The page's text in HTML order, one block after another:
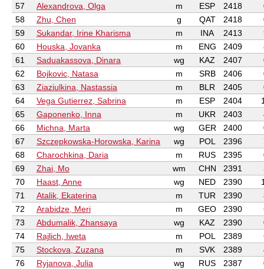
57
Alexandrova, Olga m ESP 2418
58
Zhu, Chen g QAT 2418
59
Sukandar, Irine Kharisma m INA 2413
60
Houska, Jovanka m ENG 2409
61
Saduakassova, Dinara wg KAZ 2407
62
Bojkovic, Natasa m SRB 2406
63
Ziaziulkina, Nastassia m BLR 2405
64
Vega Gutierrez, Sabrina m ESP 2404
65
Gaponenko, Inna m UKR 2403
66
Michna, Marta wg GER 2400
67
Szczepkowska-Horowska, Karina wg POL 2396
68
Charochkina, Daria m RUS 2395
69
Zhai, Mo wm CHN 2391
70
Haast, Anne wg NED 2390
71
Atalik, Ekaterina m TUR 2390
72
Arabidze, Meri m GEO 2390
73
Abdumalik, Zhansaya wg KAZ 2390
74
Rajlich, Iweta m POL 2389
75
Stockova, Zuzana m SVK 2389
76
Ryjanova, Julia wg RUS 2387